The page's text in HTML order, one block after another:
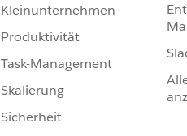
Kleinunternehmen
Produktivität
Task-Management
Skalierung
Sicherheit